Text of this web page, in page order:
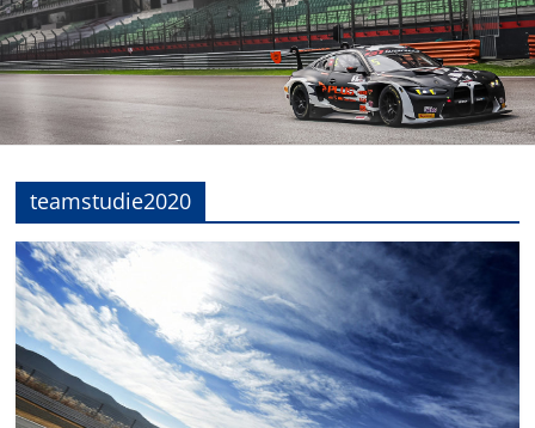
Team
Studie
SUPER
GT
BMW
M
Team
Studie
M4GT3
teamstudie2020